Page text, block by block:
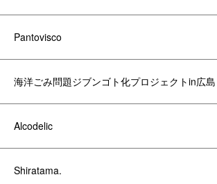
Pantovisco
海洋ごみ問題ジブンゴト化プロジェクトin広島
Alcodelic
Shiratama.